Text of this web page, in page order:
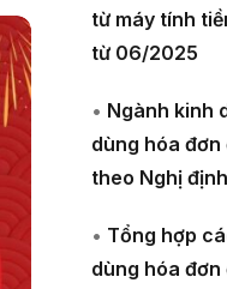
từ máy tính
từ 06/2025
• Ngành kinh
dùng hóa
theo Nghị
• Tổng hợp
dùng hóa